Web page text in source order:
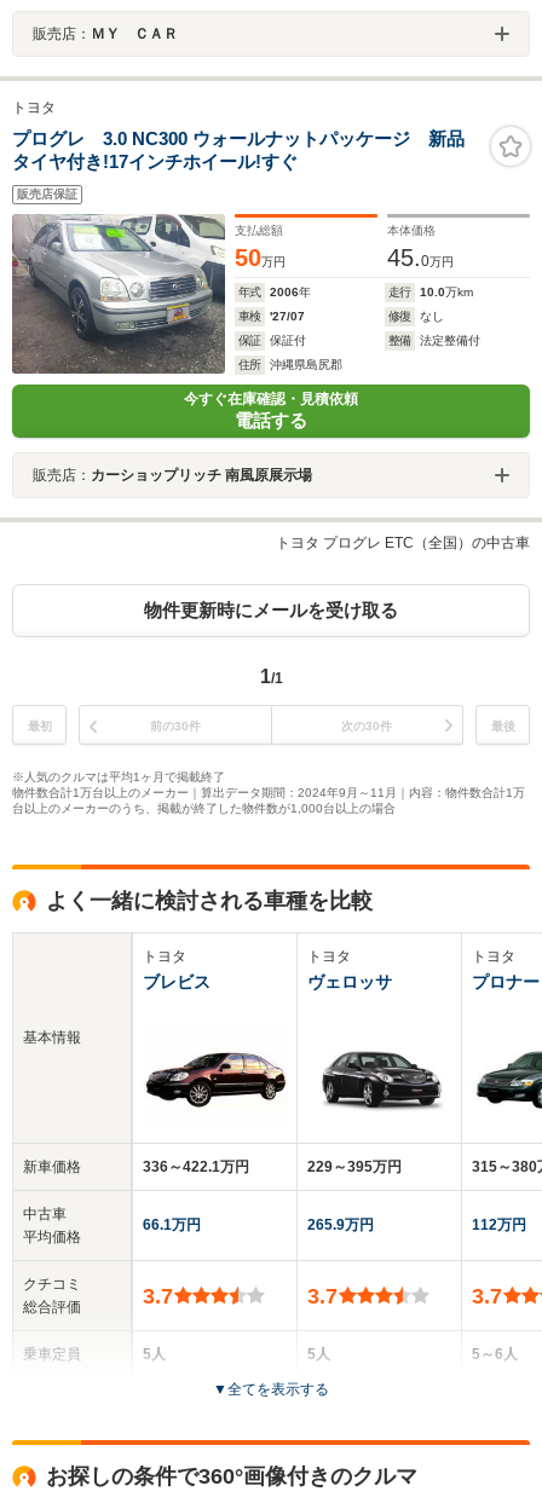
販売店： ＭＹ ＣＡＲ
トヨタ
プログレ 3.0 NC300 ウォールナットパッケージ 新品
タイヤ付き!17インチホイール!すぐ
販売店保証
支払総額
50万円
本体価格
45.0万円
年式 2006年 走行 10.0万km
車検
'27/07 修復
なし
保証
保証付 整備
法定整備付
住所
沖縄県島尻郡
今すぐ在庫確認・見積依頼
電話する
販売店： カーショップリッチ 南風原展示場
トヨタ プログレ ETC（全国）の中古車
物件更新時にメールを受け取る
1/1
最初 前の30件 次の30件 最後
※人気のクルマは平均1ヶ月で掲載終了
物件数合計1万台以上のメーカー｜算出データ期間：2024年9月～11月｜内容：物件数合計1万
台以上のメーカーのうち、掲載が終了した物件数が1,000台以上の場合
よく一緒に検討される車種を比較
基本情報
新車価格
中古車
平均価格
クチコミ
総合評価
乗車定員
トヨタ
ブレビス
336～422.1万円
66.1万円
3.7
5人
1.46m～1.48m
トヨタ
ヴェロッサ
229～395万円
265.9万円
3.7
5人
4ドア
1.44m～1.47m
トヨタ
プロナ
315～380
112万円
3.7
5～6人
▼全てを表示する
お探しの条件で360°画像付きのクルマ